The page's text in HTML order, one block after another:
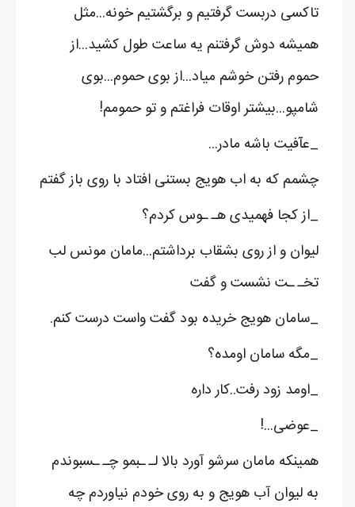
تاکسی دربست گرفتیم و برگشتیم خونه...مثل
همیشه دوش گرفتنم یه ساعت طول کشید...از
حموم رفتن خوشم میاد...از بوی حموم...بوی
شامپو...بیشتر اوقات فراغتم و تو حمومم!
_عآفیت باشه مادر...
چشمم که به اب هویج بستنی افتاد با روی باز گفتم
_از کجا فهمیدی هـ ـوس کردم؟
لیوان و از روی بشقاب برداشتم...مامان مونس لب
تخـ ـت نشست و گفت
_سامان هویج خریده بود گفت واست درست کنم.
_مگه سامان اومده؟
_اومد زود رفت..کار داره
_عوضی...!
همینکه مامان سرشو آورد بالا لـ ـبمو چـ ـسبوندم
به لیوان آب هویج و به روی خودم نیاوردم چه